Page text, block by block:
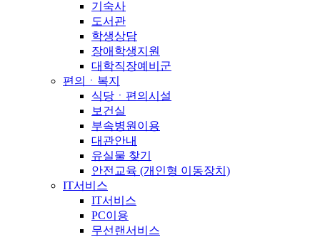
기숙사
도서관
학생상담
장애학생지원
대학직장예비군
편의ㆍ복지
식당ㆍ편의시설
보건실
부속병원이용
대관안내
유실물 찾기
안전교육 (개인형 이동장치)
IT서비스
IT서비스
PC이용
무선랜서비스